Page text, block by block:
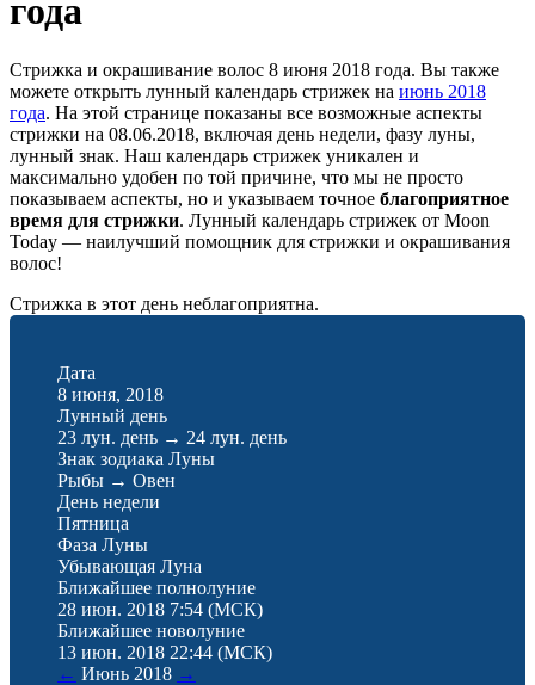
года
Стрижка и окрашивание волос 8 июня 2018 года. Вы также
можете открыть лунный календарь стрижек на июнь 2018
года. На этой странице показаны все возможные аспекты
стрижки на 08.06.2018, включая день недели, фазу луны,
лунный знак. Наш календарь стрижек уникален и
максимально удобен по той причине, что мы не просто
показываем аспекты, но и указываем точное благоприятное
время для стрижки. Лунный календарь стрижек от Moon
Today — наилучший помощник для стрижки и окрашивания
волос!
Стрижка в этот день неблагоприятна.
Дата
8 июня, 2018
Лунный день
23 лун. день → 24 лун. день
Знак зодиака Луны
Рыбы → Овен
День недели
Пятница
Фаза Луны
Убывающая Луна
Ближайшее полнолуние
28 июн. 2018 7:54 (МСК)
Ближайшее новолуние
13 июн. 2018 22:44 (МСК)
← Июнь 2018 →